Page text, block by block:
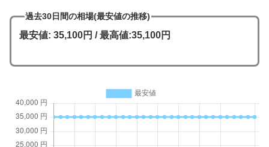
過去30日間の相場(最安値の推移)
最安値: 35,100円 / 最高値:35,100円